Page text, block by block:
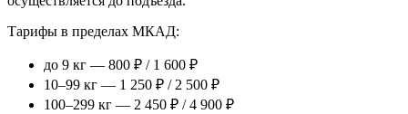
Тарифы в пределах МКАД:
до 9 кг — 800 ₽ / 1 600 ₽
10–99 кг — 1 250 ₽ / 2 500 ₽
100–299 кг — 2 450 ₽ / 4 900 ₽